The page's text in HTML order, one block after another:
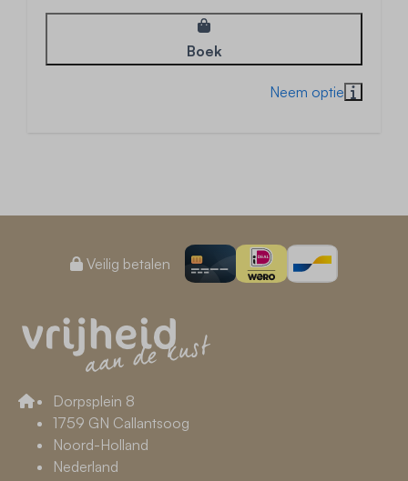
Boek
Veilig betalen
Dorpsplein 8
1759 GN Callantsoog
Noord-Holland
Nederland